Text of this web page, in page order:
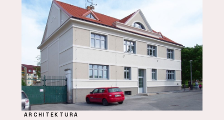
ARCHITEKTURA